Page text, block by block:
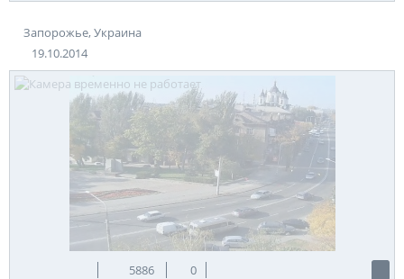
Запорожье, Украина
19.10.2014
5886 0